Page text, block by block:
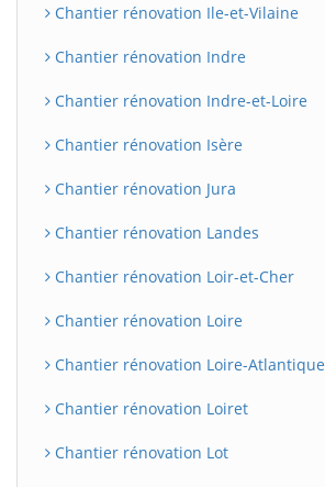
Chantier rénovation Ile-et-Vilaine
Chantier rénovation Indre
Chantier rénovation Indre-et-Loire
Chantier rénovation Isère
Chantier rénovation Jura
Chantier rénovation Landes
Chantier rénovation Loir-et-Cher
Chantier rénovation Loire
Chantier rénovation Loire-Atlantique
Chantier rénovation Loiret
Chantier rénovation Lot
B Assistant en ligne